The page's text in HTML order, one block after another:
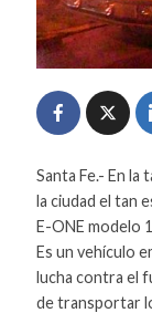
Santa Fe.- En
la ciudad el tan
E-ONE modelo
Es un vehículo
lucha contra el
de transportar